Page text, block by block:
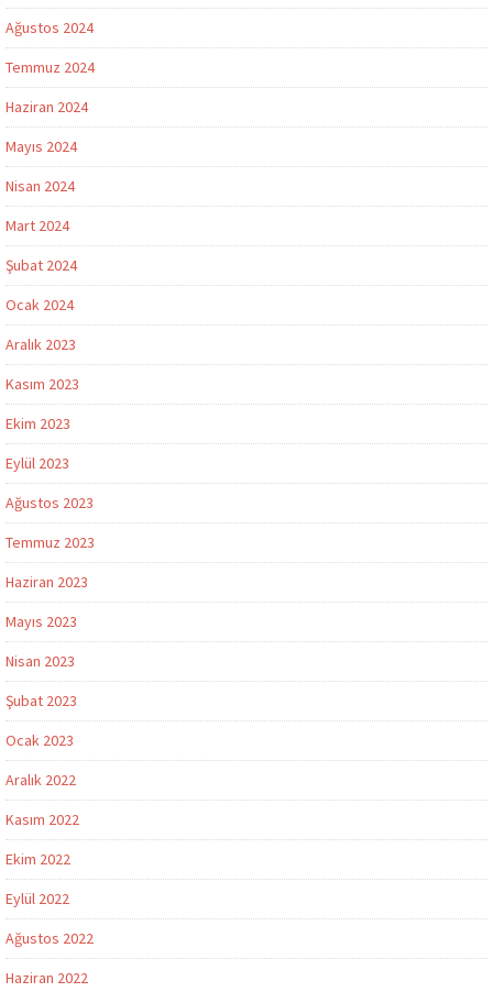
Ağustos 2024
Temmuz 2024
Haziran 2024
Mayıs 2024
Nisan 2024
Mart 2024
Şubat 2024
Ocak 2024
Aralık 2023
Kasım 2023
Ekim 2023
Eylül 2023
Ağustos 2023
Temmuz 2023
Haziran 2023
Mayıs 2023
Nisan 2023
Şubat 2023
Ocak 2023
Aralık 2022
Kasım 2022
Ekim 2022
Eylül 2022
Ağustos 2022
Haziran 2022